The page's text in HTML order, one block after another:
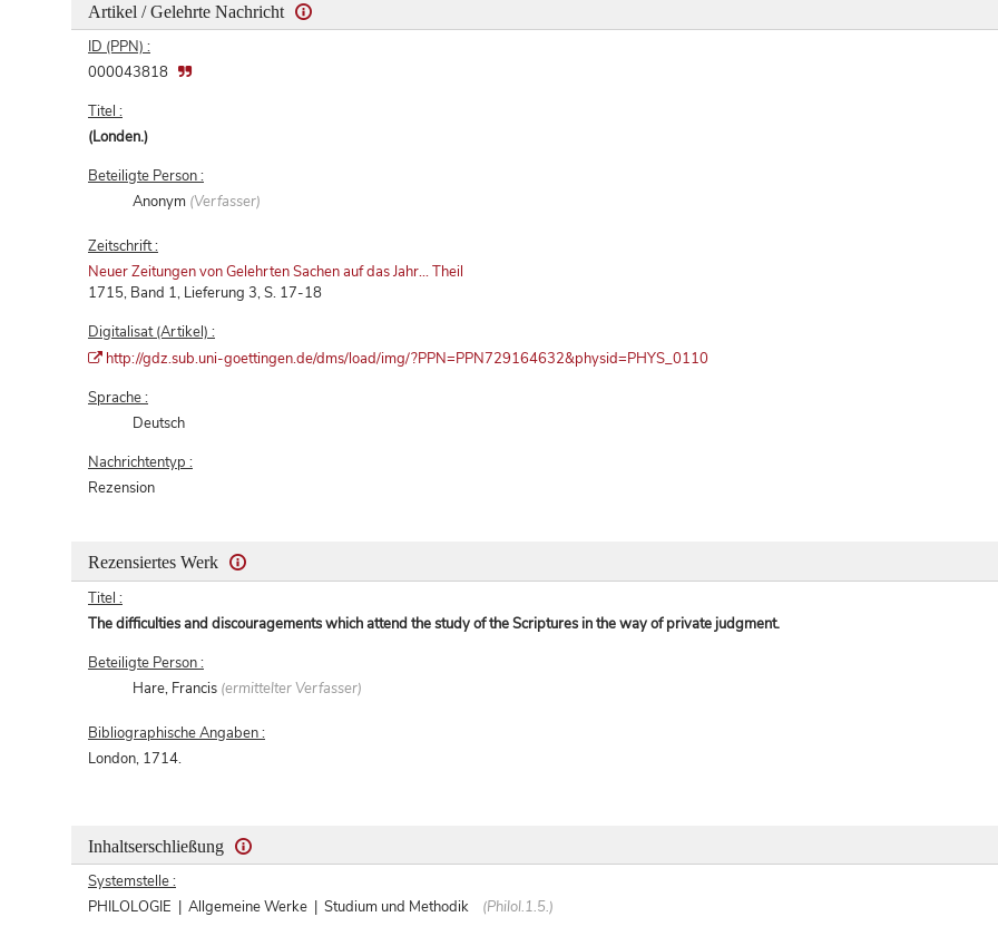
Artikel / Gelehrte Nachricht
ID (PPN) :
000043818
Titel :
(Londen.)
Beteiligte Person :
Anonym (Verfasser)
Zeitschrift :
Neuer Zeitungen von Gelehrten Sachen auf das Jahr... Theil
1715, Band 1, Lieferung 3, S. 17-18
Digitalisat (Artikel) :
http://gdz.sub.uni-goettingen.de/dms/load/img/?PPN=PPN729164632&physid=PHYS_0110
Sprache :
Deutsch
Nachrichtentyp :
Rezension
Rezensiertes Werk
Titel :
The difficulties and discouragements which attend the study of the Scriptures in the way of private judgment.
Beteiligte Person :
Hare, Francis (ermittelter Verfasser)
Bibliographische Angaben :
London, 1714.
Inhaltserschließung
Systemstelle :
PHILOLOGIE | Allgemeine Werke | Studium und Methodik
(Philol.1.5.)